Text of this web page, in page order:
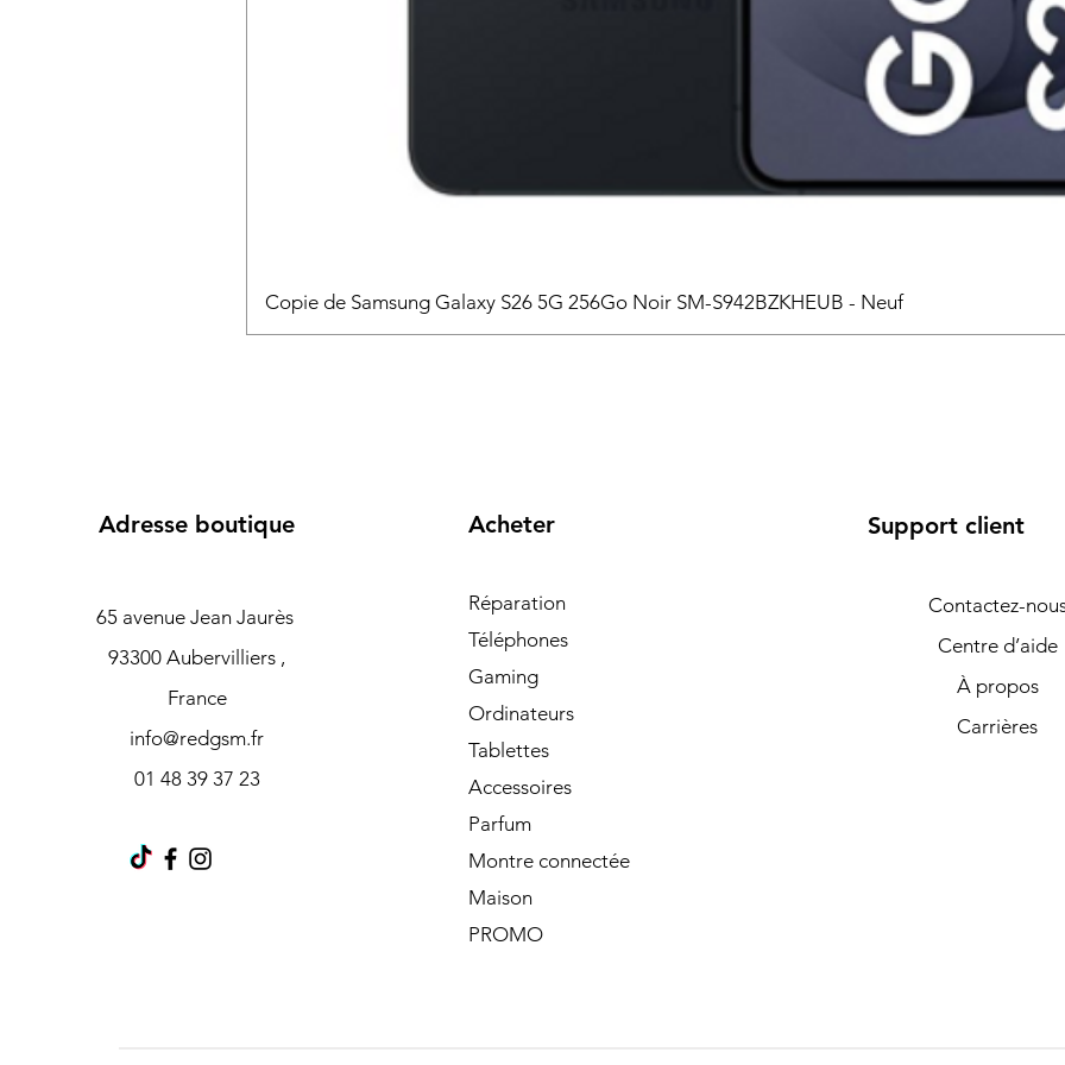
Copie de Samsung Galaxy S26 5G 256Go Noir SM-S942BZKHEUB - Neuf
Adresse boutique
65 avenue Jean Jaurès
93300 Aubervilliers ,
France
info@redgsm.fr
01 48 39 37 23
Acheter
Réparation
Téléphones
Gaming
Ordinateurs
Tablettes
Accessoires
Parfum
Montre connectée
Maison
PROMO
Support client
Contactez-
Centre d’aide
À propos
Carrières